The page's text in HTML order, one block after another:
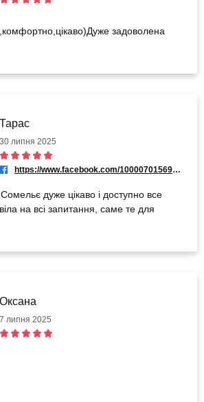
задоволена
Тарас
30 липня 2025
https://www.facebook.com/100007015698145
дуже цікаво і доступно все
на всі запитання, саме те для
Оксана
7 липня 2025